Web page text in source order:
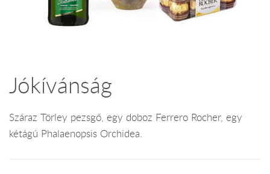
Jókívánság
Száraz Törley pezsgő, egy doboz Ferrero Rocher, egy
kétágú Phalaenopsis Orchidea.